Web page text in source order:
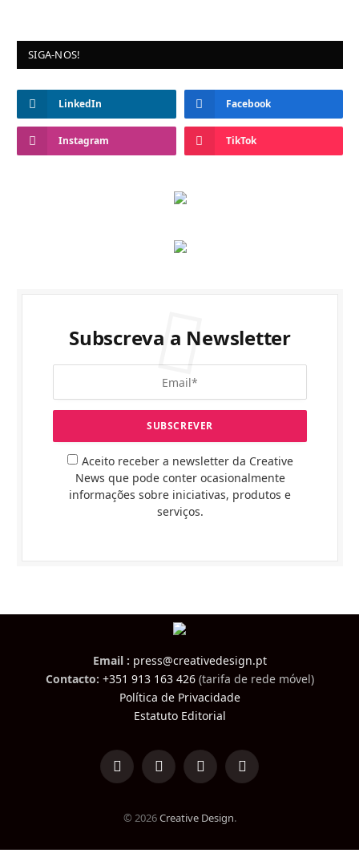
SIGA-NOS!
LinkedIn Facebook
Instagram TikTok
Subscreva a Newsletter
Aceito receber a newsletter da Creative
News que pode conter ocasionalmente
informações sobre iniciativas, produtos e
serviços.
Email : press@creativedesign.pt
Contacto: +351 913 163 426(tarifa de rede móvel)
Política de Privacidade
Estatuto Editorial
LinkedInFacebookInstagramTikTok
© 2026Creative Design.